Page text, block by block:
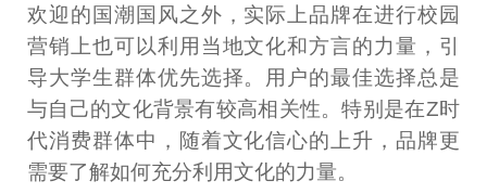
欢迎的国潮国风之外，实际上品牌在进行校园
营销上也可以利用当地文化和方言的力量，引
导大学生群体优先选择。用户的最佳选择总是
与自己的文化背景有较高相关性。特别是在Z时
代消费群体中，随着文化信心的上升，品牌更
需要了解如何充分利用文化的力量。